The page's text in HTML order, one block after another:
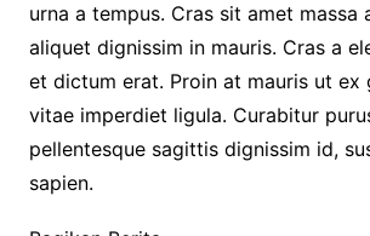
urna a tempus. Cras sit amet
aliquet dignissim in mauris. Cras a
et dictum erat. Proin at mauris ut ex
vitae imperdiet ligula. Curabitur
pellentesque sagittis dignissim id,
sapien.